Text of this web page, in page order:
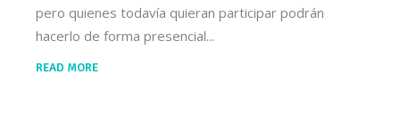
pero quienes todavía quieran participar podrán
hacerlo de forma presencial
READ MORE